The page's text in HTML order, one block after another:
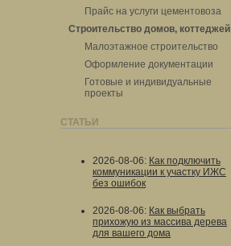
Прайс на услуги цементовоза
Строительство домов, коттеджей
Малоэтажное строительство
Оформление документации
Готовые и индивидуальные
проекты
СТАТЬИ
2026-08-06: Как подключить
коммуникации к участку ИЖС
без ошибок
2026-08-06: Как выбрать
прихожую из массива дерева
для вашего дома